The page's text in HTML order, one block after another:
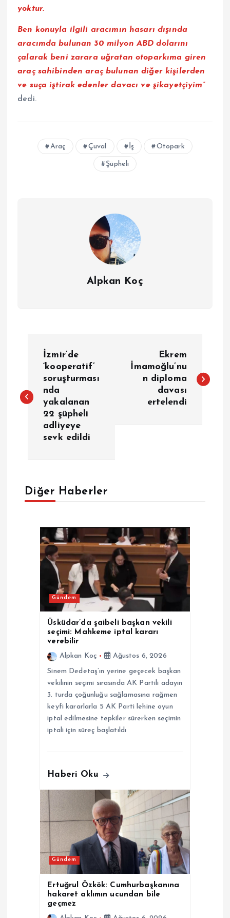
yoktur.
Ben konuyla ilgili aracımın hasarı dışında
aracımda bulunan 30 milyon ABD dolarını
çalarak beni zarara uğratan otoparkıma giren
araç sahibinden araç bulunan diğer kişilerden
ve suça iştirak edenler davacı ve şikayetçiyim”
dedi.
Araç Çuval İş Otopark
Şüpheli
Alpkan Koç
z
z
İzmir’de
‘kooperatif’
soruşturması
nda
yakalanan
22 şüpheli
adliyeye
sevk edildi
Ekrem
İmamoğlu’nu
n diploma
davası
ertelendi
Diğer Haberler
Gündem
Üsküdar’da şaibeli başkan vekili
seçimi: Mahkeme iptal kararı
verebilir
Alpkan Koç
Ağustos 6, 2026
Sinem Dedetaş’ın yerine geçecek başkan
vekilinin seçimi sırasında AK Partili adayın
3. turda çoğunluğu sağlamasına rağmen
keyfi kararlarla 5 AK Parti lehine oyun
iptal edilmesine tepkiler sürerken seçimin
iptali için süreç başlatıldı
Haberi Oku
Gündem
Ertuğrul Özkök: Cumhurbaşkanına
hakaret aklımın ucundan bile
geçmez